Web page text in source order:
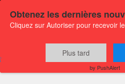
Communiqués
Obtenez les dernières
Cliquez sur Autoriser pour recevoir
Plus tard
by PushAlert